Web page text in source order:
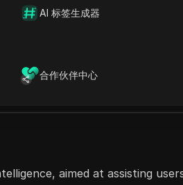
AI 标签生成器
合作伙伴中心
aimed at assisting